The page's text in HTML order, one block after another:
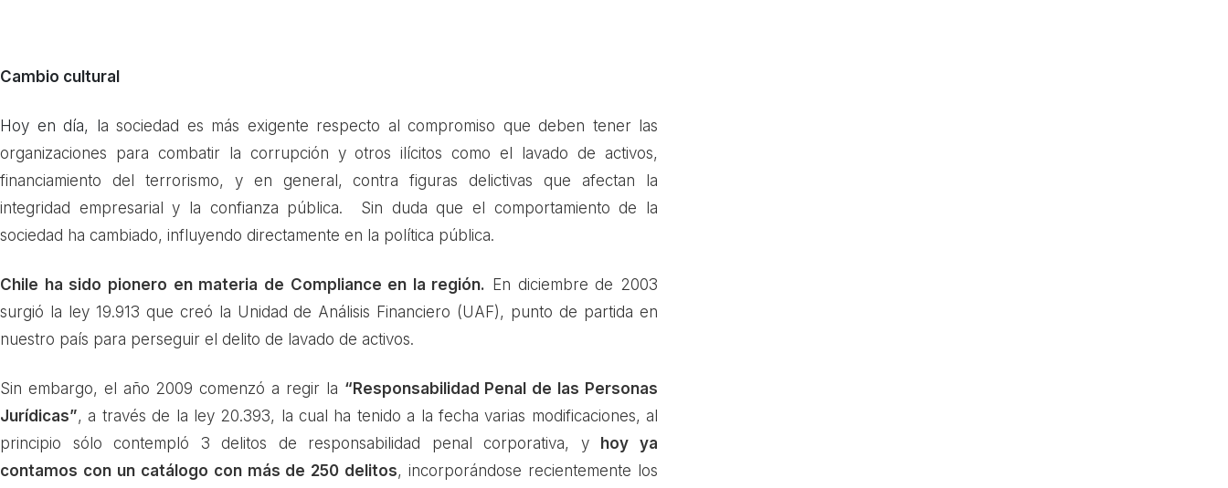
Cambio cultural
Hoy en día, l a sociedad es más exigente respecto al compromiso que deben tener las
organizaciones para combatir la corrupción y otros ilícitos como el lavado de activos,
financiamiento del terrorismo, y en general, contra figuras delictivas que afectan la
integridad empresarial y la confianza pública. Sin duda que el comportamiento de la
sociedad ha cambiado, influyendo directamente en la política pública.
Chile ha sido pionero en materia de Compliance en la región. En diciembre de 2003
surgió la ley 19.913 que creó la Unidad de Análisis Financiero (UAF), punto de partida en
nuestro país para perseguir el delito de lavado de activos.
Sin embargo, el año 2009 comenzó a regir la “Responsabilidad Penal de las Personas
Jurídicas”, a través de la ley 20.393, la cual ha tenido a la fecha varias modificaciones, al
principio sólo contempló 3 delitos de responsabilidad penal corporativa, y
hoy ya
contamos con un catálogo con más de 250 delitos, incorporándose recientemente los